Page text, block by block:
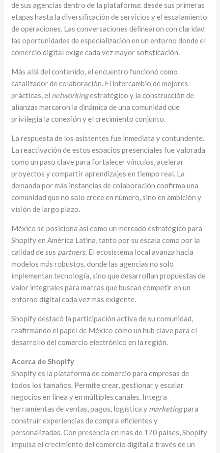
de sus agencias dentro de la plataforma: desde sus primeras
etapas hasta la diversificación de servicios y el escalamiento
de operaciones. Las conversaciones delinearon con claridad
las oportunidades de especialización en un entorno donde el
comercio digital exige cada vez mayor sofisticación.
Más allá del contenido, el encuentro funcionó como
catalizador de colaboración. El intercambio de mejores
prácticas, el networkingestratégico y la construcción de
alianzas marcaron la dinámica de una comunidad que
privilegia la conexión y el crecimiento conjunto.
La respuesta de los asistentes fue inmediata y contundente.
La reactivación de estos espacios presenciales fue valorada
como un paso clave para fortalecer vínculos, acelerar
proyectos y compartir aprendizajes en tiempo real. La
demanda por más instancias de colaboración confirma una
comunidad que no solo crece en número, sino en ambición y
visión de largo plazo.
México se posiciona así como un mercado estratégico para
Shopify en América Latina, tanto por su escala como por la
calidad de sus partners. El ecosistema local avanza hacia
modelos más robustos, donde las agencias no solo
implementan tecnología, sino que desarrollan propuestas de
valor integrales para marcas que buscan competir en un
entorno digital cada vez más exigente.
Shopify destacó la participación activa de su comunidad,
reafirmando el papel de México como un hub clave para el
desarrollo del comercio electrónico en la región.
Acerca de Shopify
Shopify es la plataforma de comercio para empresas de
todos los tamaños. Permite crear, gestionar y escalar
negocios en línea y en múltiples canales. Integra
herramientas de ventas, pagos, logística y marketingpara
construir experiencias de compra eficientes y
personalizadas. Con presencia en más de 170 países, Shopify
impulsa el crecimiento del comercio digital a través de un